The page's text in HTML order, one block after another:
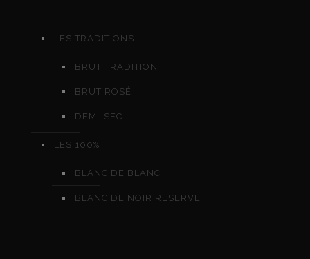
LES TRADITIONS
BRUT TRADITION
BRUT ROSÉ
DEMI-SEC
LES 100%
BLANC DE BLANC
BLANC DE NOIR RÉSERVE